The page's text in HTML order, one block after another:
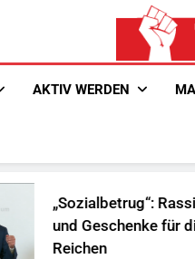
AKTIV WERDEN
„Sozialbetrug“: Rassismus
und Geschenke für die
Reichen